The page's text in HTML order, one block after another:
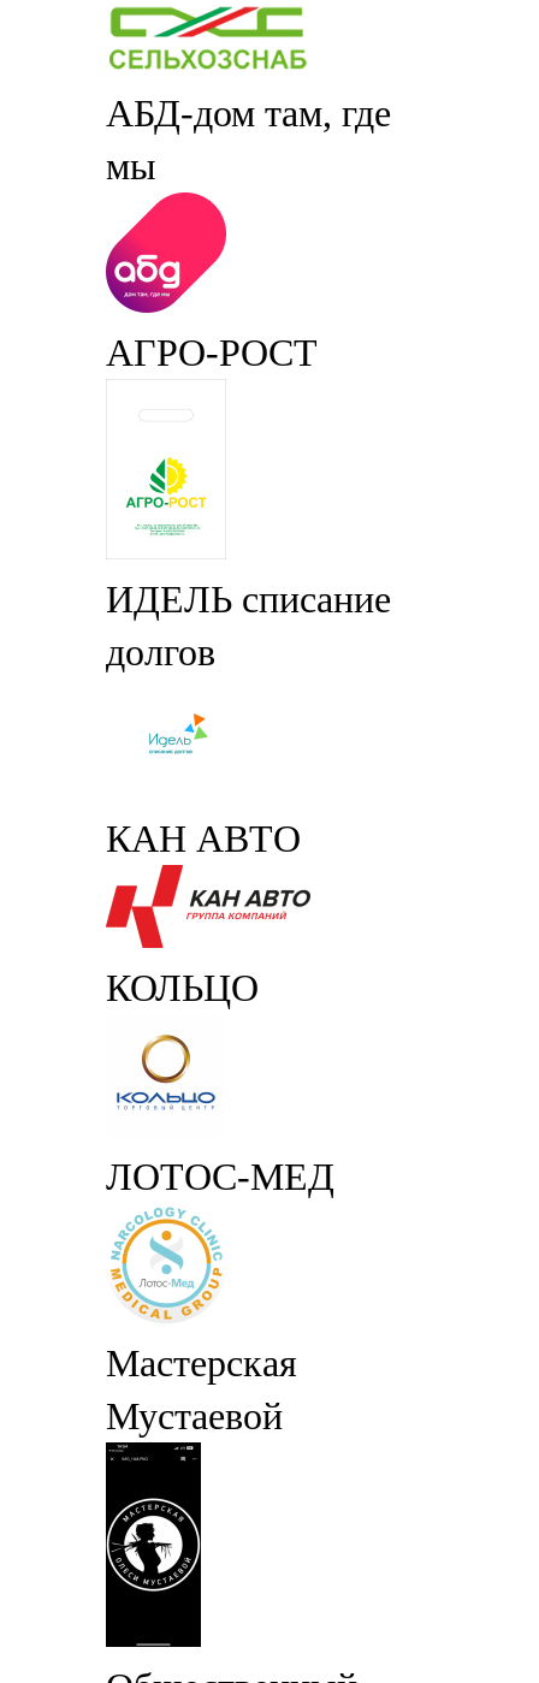
АБД-дом там, где
мы
АГРО-РОСТ
ИДЕЛЬ списание
долгов
КАН АВТО
КОЛЬЦО
ЛОТОС-МЕД
Мастерская
Мустаевой